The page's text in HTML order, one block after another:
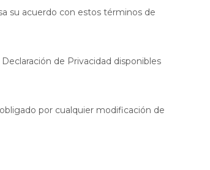
su acuerdo con estos términos de
de Privacidad disponibles
por cualquier modificación de